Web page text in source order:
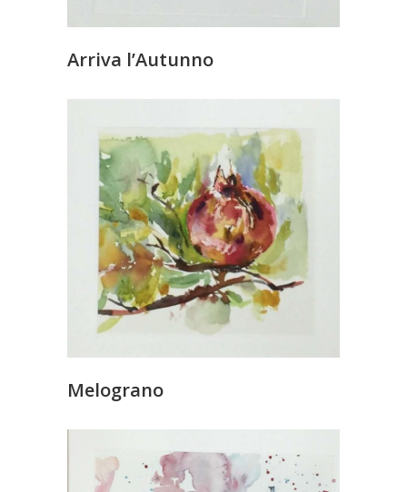
Arriva l’Autunno
Melograno